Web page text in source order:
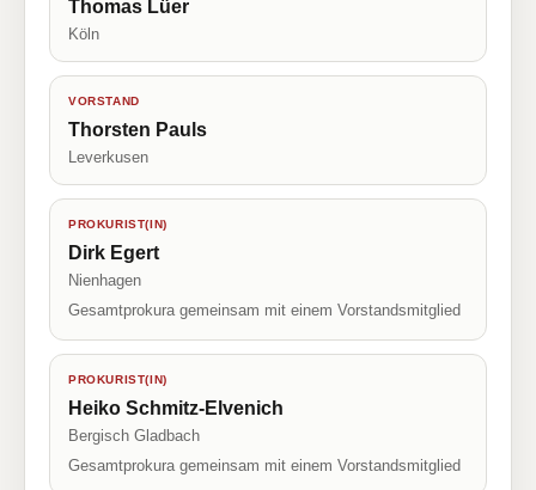
Thomas Lüer
Köln
VORSTAND
Thorsten Pauls
Leverkusen
PROKURIST(IN)
Dirk Egert
Nienhagen
Gesamtprokura gemeinsam mit einem Vorstandsmitglied
PROKURIST(IN)
Heiko Schmitz-Elvenich
Bergisch Gladbach
Gesamtprokura gemeinsam mit einem Vorstandsmitglied